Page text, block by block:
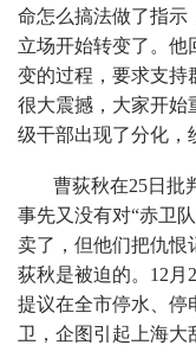
命怎么搞法做了指示
立场开始转变了。他
变的过程，要求支持
很大震撼，大家开始
级干部出现了分化，
曹荻秋在25日批
事先又没有对“赤卫
卖了，但他们把仇恨
荻秋是被迫的。12月
提议在全市停水、停
卫，企图引起上海大